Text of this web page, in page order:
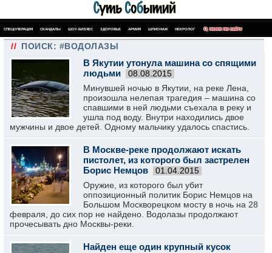
СПЕЦОПЕРАЦИЯ СКАНДАЛЫ ШОУ-БИЗНЕС ЗДОРОВЬЕ АРМИЯ ШПИОНАЖ НЕКРОЛОГ ПОИСК ПО САЙТУ
// ПОИСК: #ВОДОЛАЗЫ
В Якутии утонула машина со спящими
людьми
08.08.2015
Минувшей ночью в Якутии, на реке Лена,
произошла нелепая трагедия – машина со
спавшими в ней людьми съехала в реку и
ушла под воду. Внутри находились двое
мужчины и двое детей. Одному мальчику удалось спастись.
В Москве-реке продолжают искать
пистолет, из которого был застрелен
Борис Немцов
01.04.2015
Оружие, из которого был убит
оппозиционный политик Борис Немцов на
Большом Москворецком мосту в ночь на 28
февраля, до сих пор не найдено. Водолазы продолжают
прочесывать дно Москвы-реки.
Найден еще один крупный кусок